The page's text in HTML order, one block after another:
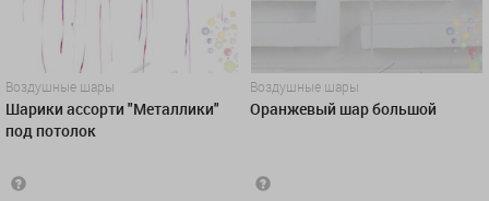
Воздушные шары
Шарики ассорти "Металлики"
под потолок
Воздушные шары
Оранжевый шар большой